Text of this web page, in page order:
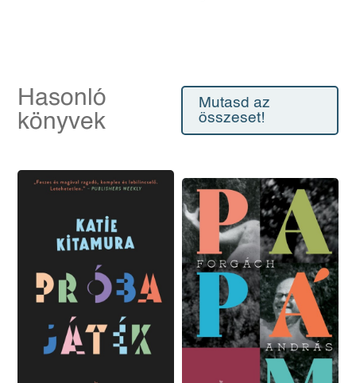
Hasonló
könyvek
Mutasd az
összeset!